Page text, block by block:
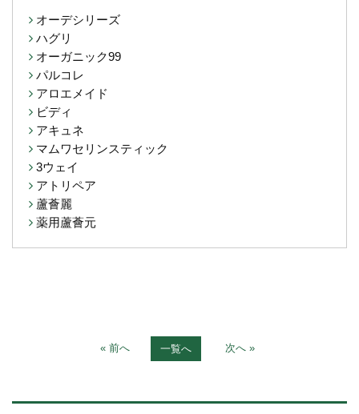
オーデシリーズ
ハグリ
オーガニック99
パルコレ
アロエメイド
ビディ
アキュネ
マムワセリンスティック
3ウェイ
アトリペア
蘆薈麗
薬用蘆薈元
« 前へ 一覧へ 次へ »